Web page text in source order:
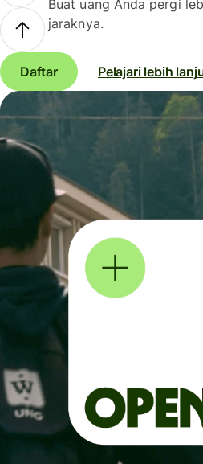
Buat uang Anda pergi
jaraknya.
Daftar Pelajari lebih